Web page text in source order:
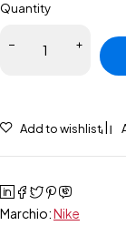
Quantity
Mercurial
KylianAdd to wishlist
Marchio:Nike